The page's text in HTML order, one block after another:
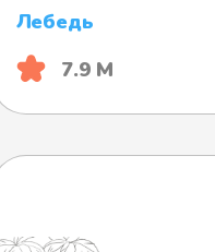
Лебедь
7.9 М